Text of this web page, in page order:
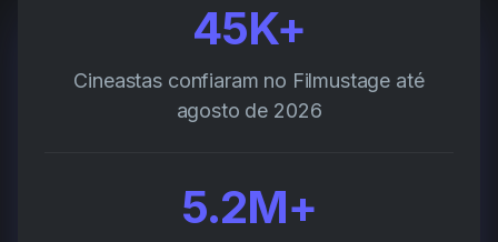
45K+
Cineastas confiaram no Filmustage até
agosto de 2026
5.2M+